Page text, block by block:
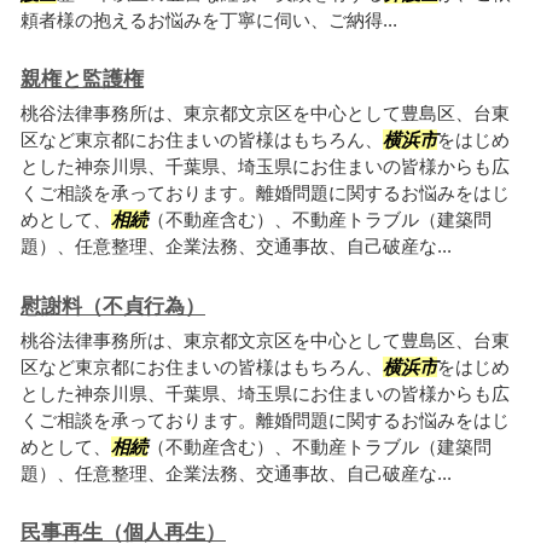
頼者様の抱えるお悩みを丁寧に伺い、ご納得...
親権と監護権
桃谷法律事務所は、東京都文京区を中心として豊島区、台東
区など東京都にお住まいの皆様はもちろん、 横浜市をはじめ
とした神奈川県、千葉県、埼玉県にお住まいの皆様からも広
くご相談を承っております。離婚問題に関するお悩みをはじ
めとして、 相続（不動産含む）、不動産トラブル（建築問
題）、任意整理、企業法務、交通事故、自己破産な...
慰謝料（不貞行為）
桃谷法律事務所は、東京都文京区を中心として豊島区、台東
区など東京都にお住まいの皆様はもちろん、 横浜市をはじめ
とした神奈川県、千葉県、埼玉県にお住まいの皆様からも広
くご相談を承っております。離婚問題に関するお悩みをはじ
めとして、 相続（不動産含む）、不動産トラブル（建築問
題）、任意整理、企業法務、交通事故、自己破産な...
民事再生（個人再生）